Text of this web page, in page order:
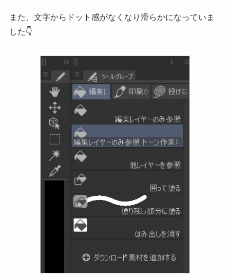
また、文字からドット感がなくなり滑らかになっていま
した👇